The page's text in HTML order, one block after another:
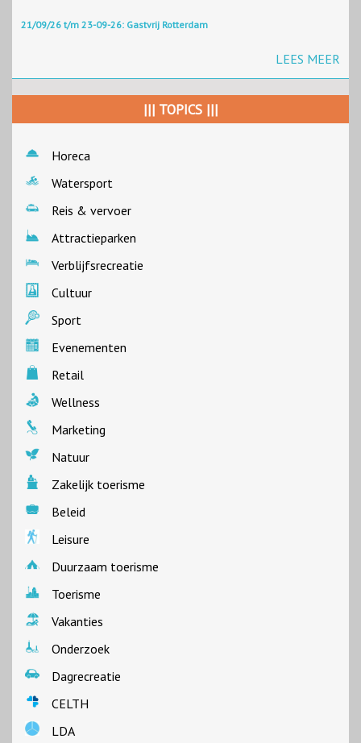
21/09/26 t/m 23-09-26: Gastvrij Rotterdam
LEES MEER
||| TOPICS |||
Horeca
Watersport
Reis & vervoer
Attractieparken
Verblijfsrecreatie
Cultuur
Sport
Evenementen
Retail
Wellness
Marketing
Natuur
Zakelijk toerisme
Beleid
Leisure
Duurzaam toerisme
Toerisme
Vakanties
Onderzoek
Dagrecreatie
CELTH
LDA